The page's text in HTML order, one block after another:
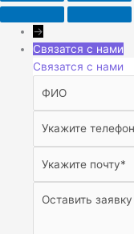
→
Связатся с нами
Связатся с нами